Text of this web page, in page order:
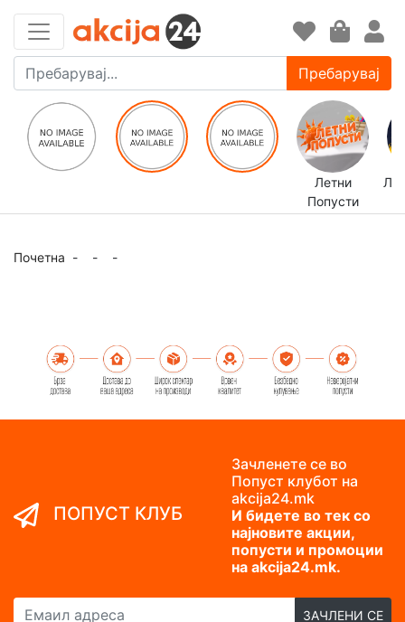
Пребарувај
Летни
Попусти
Почетна - - -
ПОПУСТ КЛУБ
Зачленете се во
Попуст клубот на
akcija24.mk
И бидете во тек со
најновите акции,
попусти и промоции
на akcija24.mk.
Емаил адреса
ЗАЧЛЕНИ СЕ